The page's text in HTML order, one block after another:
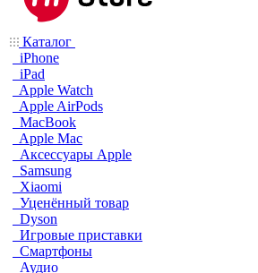
Каталог
iPhone
iPad
Apple Watch
Apple AirPods
MacBook
Apple Mac
Аксессуары Apple
Samsung
Xiaomi
Уценённый товар
Dyson
Игровые приставки
Смартфоны
Аудио